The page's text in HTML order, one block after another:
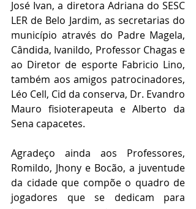
José Ivan, a diretora Adriana do SESC
LER de Belo Jardim, as secretarias do
município através do Padre Magela,
Cândida, Ivanildo, Professor Chagas e
ao Diretor de esporte Fabricio Lino,
também aos amigos patrocinadores,
Léo Cell, Cid da conserva, Dr. Evandro
Mauro fisioterapeuta e Alberto da
Sena capacetes.
Agradeço ainda aos Professores,
Romildo, Jhony e Bocão, a juventude
da cidade que compõe o quadro de
jogadores que se dedicam para